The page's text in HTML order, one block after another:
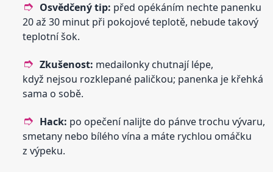
Osvědčený tip: před opékáním nechte panenku
20 až 30 minut při pokojové teplotě, nebude takový
teplotní šok.
Zkušenost: medailonky chutnají lépe,
když nejsou rozklepané paličkou; panenka je křehká
sama o sobě.
Hack: po opečení nalijte do pánve trochu vývaru,
smetany nebo bílého vína a máte rychlou omáčku
z výpeku.